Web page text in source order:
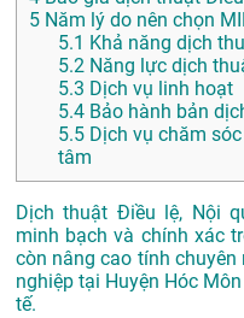
5 Năm lý do nên chọn
5.1 Khả năng dịch
5.2 Năng lực dịch
5.3 Dịch vụ linh hoạt
5.4 Bảo hành bản
5.5 Dịch vụ chăm
tâm
Dịch thuật Điều lệ, Nội
minh bạch và chính xác
còn nâng cao tính
nghiệp tại Huyện Hóc
tế.